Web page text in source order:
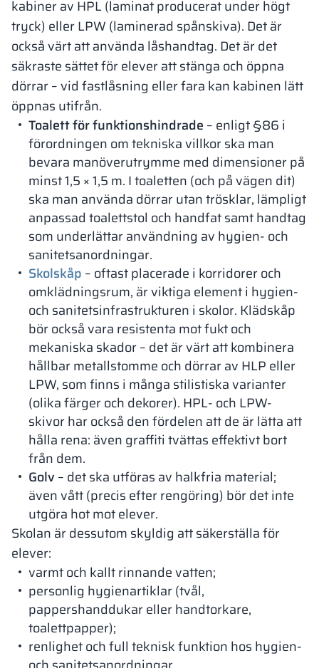
kabiner av HPL (laminat producerat under högt
tryck) eller LPW (laminerad spånskiva). Det är
också värt att använda låshandtag. Det är det
säkraste sättet för elever att stänga och öppna
dörrar – vid fastlåsning eller fara kan kabinen lätt
öppnas utifrån.
Toalett för funktionshindrade – enligt §86 i
förordningen om tekniska villkor ska man
bevara manöverutrymme med dimensioner på
minst 1,5 × 1,5 m. I toaletten (och på vägen dit)
ska man använda dörrar utan trösklar, lämpligt
anpassad toalettstol och handfat samt handtag
som underlättar användning av hygien- och
sanitetsanordningar.
Skolskåp – oftast placerade i korridorer och
omklädningsrum, är viktiga element i hygien-
och sanitetsinfrastrukturen i skolor. Klädskåp
bör också vara resistenta mot fukt och
mekaniska skador – det är värt att kombinera
hållbar metallstomme och dörrar av HLP eller
LPW, som finns i många stilistiska varianter
(olika färger och dekorer). HPL- och LPW-
skivor har också den fördelen att de är lätta att
hålla rena: även graffiti tvättas effektivt bort
från dem.
Golv – det ska utföras av halkfria material;
även vått (precis efter rengöring) bör det inte
utgöra hot mot elever.
Skolan är dessutom skyldig att säkerställa för
elever:
varmt och kallt rinnande vatten;
personlig hygienartiklar (tvål,
pappershanddukar eller handtorkare,
toalettpapper);
renlighet och full teknisk funktion hos hygien-